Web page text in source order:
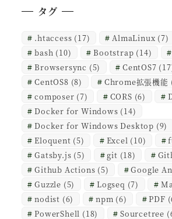
タグ
.htaccess (17) AlmaLinux (7)
bash (10) Bootstrap (14)
Browsersync (5) CentOS7
CentOS8 (8) Chrome拡張機能
composer (7) CORS (6)
Docker for Windows (14)
Docker for Windows Desktop (9)
Eloquent (5) Excel (10)
Gatsby.js (5) git (18)
Github Actions (5) Google
Guzzle (5) Logseq (7)
nodist (6) npm (6) PDF
PowerShell (18) Sourcetree